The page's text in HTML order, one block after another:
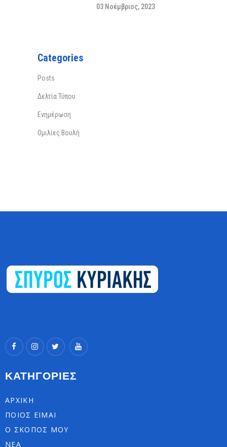
03 Νοέμβριος, 2023
Categories
Posts
Δελτία Τύπου
Ενημέρωση
Ομιλίες Βουλή
ΚΑΤΗΓΟΡΙΕΣ
ΑΡΧΙΚΗ
ΠΟΙΟΣ ΕΙΜΑΙ
Ο ΣΚΟΠΟΣ ΜΟΥ
ΝΕΑ